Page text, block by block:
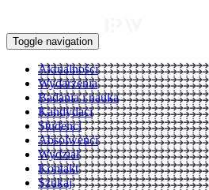
Toggle navigation
Aktualności
Wydarzenia
Badania i nauka
Kandydaci
Studenci
Absolwenci
Wydział
Kontakt
Szukaj